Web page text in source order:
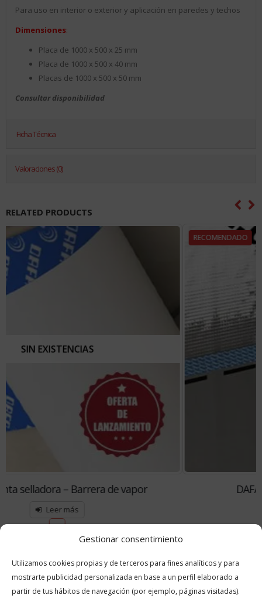
Gestionar consentimiento
Utilizamos cookies propias y de terceros para fines analíticos y para
mostrarte publicidad personalizada en base a un perfil elaborado a
partir de tus hábitos de navegación (por ejemplo, páginas visitadas).
Para uso en interior o exterior y aplicación en paredes y techos
Dimensiones:
Placa de 1000 x 500 x 25 mm
Placa de 1000 x 500 x 40 mm
Placas de 1000 x 500 x 50 mm
Consultar disponibilidad
Ficha Técnica
Valoraciones (0)
RELATED PRODUCTS
RECOMENDADO
DAFA AluFoil – Barrera de vapor
Añadir al carrito